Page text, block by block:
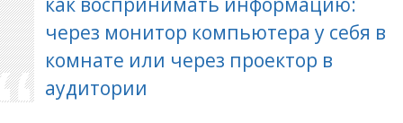
через монитор компьютера у себя в
комнате или через проектор в
аудитории